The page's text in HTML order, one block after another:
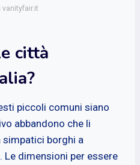
città
piccoli comuni siano
abbandono che li
borghi a
dimensioni per essere